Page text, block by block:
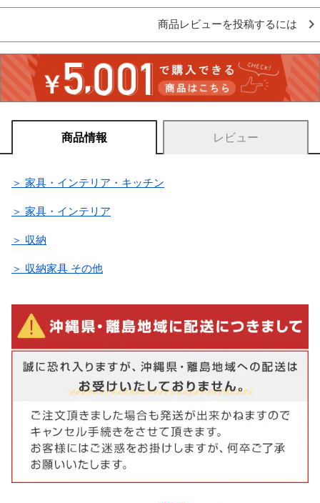
商品レビューを投稿するには
商品情報 レビュー
＞ 家具・インテリア・キッチン
＞ 家具・インテリア
＞ 収納
＞ 収納家具 その他